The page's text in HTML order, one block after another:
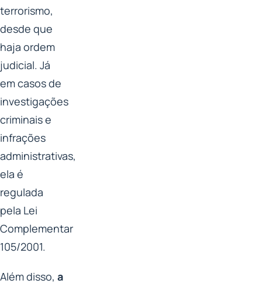
terrorismo,
desde que
haja ordem
judicial. Já
em casos de
investigações
criminais e
infrações
administrativas,
ela é
regulada
pela Lei
Complementar
105/2001.
Além disso, a